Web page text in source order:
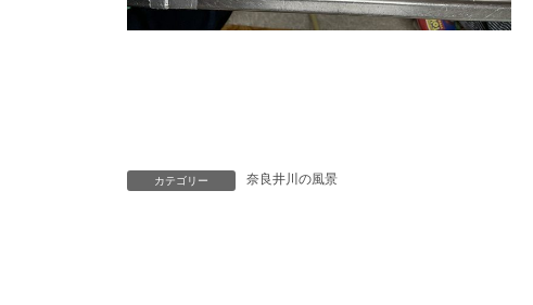
カテゴリー 奈良井川の風景